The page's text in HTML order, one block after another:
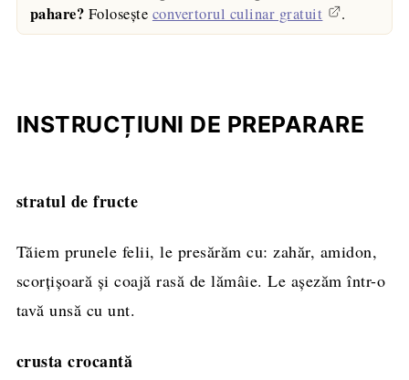
pahare? Folosește convertorul culinar gratuit .
INSTRUCȚIUNI DE PREPARARE
stratul de fructe
Tăiem prunele felii, le presărăm cu: zahăr, amidon,
scorţişoară și coajă rasă de lămâie. Le așezăm într-o
tavă unsă cu unt.
crusta crocantă